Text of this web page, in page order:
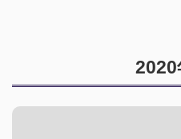
2020